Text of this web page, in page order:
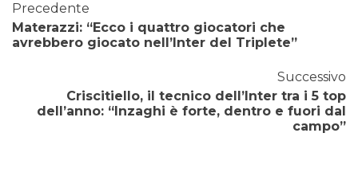
Precedente
Materazzi: “Ecco i quattro giocatori che
avrebbero giocato nell’Inter del Triplete”
Successivo
Criscitiello, il tecnico dell’Inter tra i 5 top
dell’anno: “Inzaghi è forte, dentro e fuori dal
campo”